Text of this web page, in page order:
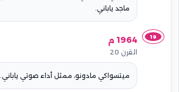
ماجد ياباني.
19 1964 م
القرن 20
ميتسواكي مادونو، ممثل أداء صوتي ياباني.